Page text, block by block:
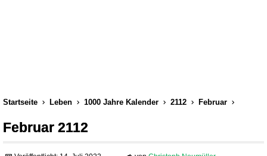
Startseite Leben 1000 Jahre Kalender 2112 Februar
Februar 2112